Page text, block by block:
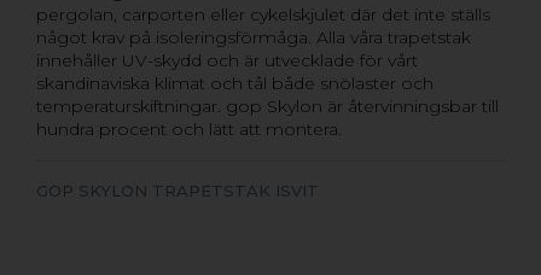
pergolan, carporten eller cykelskjulet där det inte ställs
något krav på isoleringsförmåga. Alla våra trapetstak
innehåller UV-skydd och är utvecklade för vårt
skandinaviska klimat och tål både snölaster och
temperaturskiftningar. gop Skylon är återvinningsbar till
hundra procent och lätt att montera.
GOP SKYLON TRAPETSTAK ISVIT